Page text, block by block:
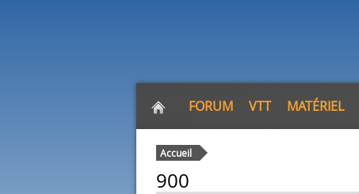
FORUM VTT MATÉRIEL
Accueil
900